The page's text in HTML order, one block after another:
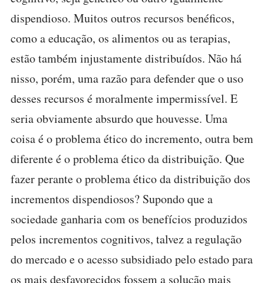
dispendioso. Muitos outros recursos benéficos,
como a educação, os alimentos ou as terapias,
estão também injustamente distribuídos. Não há
nisso, porém, uma razão para defender que o uso
desses recursos é moralmente impermissível. E
seria obviamente absurdo que houvesse. Uma
coisa é o problema ético do incremento, outra bem
diferente é o problema ético da distribuição. Que
fazer perante o problema ético da distribuição dos
incrementos dispendiosos? Supondo que a
sociedade ganharia com os benefícios produzidos
pelos incrementos cognitivos, talvez a regulação
do mercado e o acesso subsidiado pelo estado para
os mais desfavorecidos fossem a solução mais